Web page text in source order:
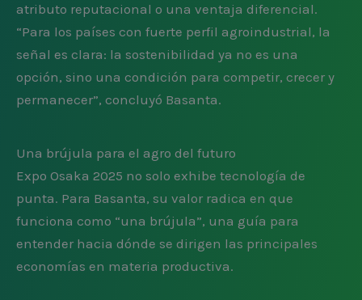
atributo reputacional o una ventaja diferencial.
“Para los países con fuerte perfil agroindustrial, la
señal es clara: la sostenibilidad ya no es una
opción, sino una condición para competir, crecer y
permanecer”, concluyó Basanta.
Una brújula para el agro del futuro
Expo Osaka 2025 no solo exhibe tecnología de
punta. Para Basanta, su valor radica en que
funciona como “una brújula”, una guía para
entender hacia dónde se dirigen las principales
economías en materia productiva.